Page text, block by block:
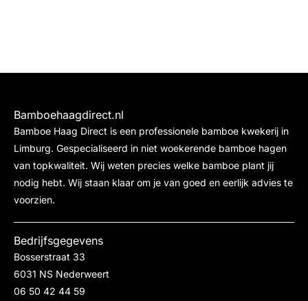
Bamboehaagdirect.nl
Bamboe Haag Direct is een professionele bamboe kwekerij in
Limburg. Gespecialiseerd in niet woekerende bamboe hagen
van topkwaliteit. Wij weten precies welke bamboe plant jij
nodig hebt. Wij staan klaar om je van goed en eerlijk advies te
voorzien.
Bedrijfsgegevens
Bosserstraat 33
6031 NS Nederweert
06 50 42 44 59